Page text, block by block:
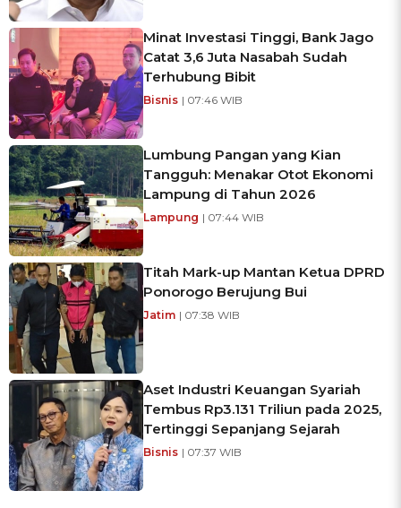
Minat Investasi Tinggi, Bank Jago
Catat 3,6 Juta Nasabah Sudah
Terhubung Bibit
Bisnis | 07:46 WIB
Lumbung Pangan yang Kian
Tangguh: Menakar Otot Ekonomi
Lampung di Tahun 2026
Lampung | 07:44 WIB
Titah Mark-up Mantan Ketua DPRD
Ponorogo Berujung Bui
Jatim | 07:38 WIB
Aset Industri Keuangan Syariah
Tembus Rp3.131 Triliun pada 2025,
Tertinggi Sepanjang Sejarah
Bisnis | 07:37 WIB